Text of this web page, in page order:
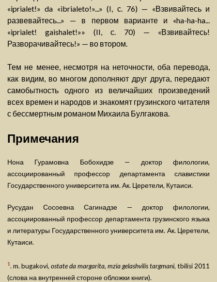
«iprialet!» da «ibrialeto!»...» (I, с. 76) — «Взвивайтесь и
развевайтесь...» — в первом варианте и «ha-ha-ha...
«iprialet! gaishalet!»» (II, с. 70) — «Взвивайтесь!
Разворачивайтесь!» — во втором.
Тем не менее, несмотря на неточности, оба перевода,
как видим, во многом дополняют друг друга, передают
самобытность одного из величайших произведений
всех времен и народов и знакомят грузинского читателя
с бессмертным романом Михаила Булгакова.
Примечания
Нона Гурамовна Бобохидзе — доктор филологии,
ассоциированный профессор департамента славистики
Государственного университета им. Ак. Церетели, Кутаиси.
Русудан Сосоевна Сагинадзе — доктор филологии,
ассоциированный профессор департамента грузинского языка
и литературы Государственного университета им. Ак. Церетели,
Кутаиси.
1. m. bugakovi, ostate da margarita, mzia gelashvilis targmani, tbilisi 2011
(слова на внутренней стороне обложки книги).